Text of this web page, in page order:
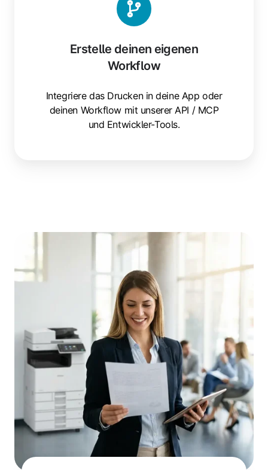
Erstelle deinen eigenen
Workflow
Integriere das Drucken in deine App oder
deinen Workflow mit unserer API / MCP
und Entwickler-Tools.
eigenen
Workflow